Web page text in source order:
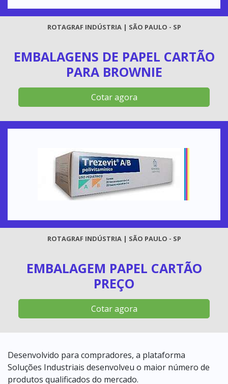
ROTAGRAF INDÚSTRIA | SÃO PAULO - SP
EMBALAGENS DE PAPEL CARTÃO
PARA BROWNIE
Cotar agora
ROTAGRAF INDÚSTRIA | SÃO PAULO - SP
EMBALAGEM PAPEL CARTÃO
PREÇO
Cotar agora
Desenvolvido para compradores, a plataforma
Soluções Industriais desenvolveu o maior número de
produtos qualificados do mercado.